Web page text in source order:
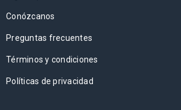
Conózcanos
Preguntas frecuentes
Términos y condiciones
Políticas de privacidad